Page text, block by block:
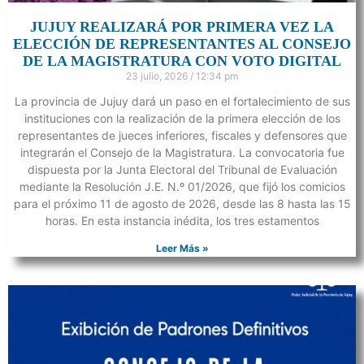
JUJUY REALIZARÁ POR PRIMERA VEZ LA
ELECCIÓN DE REPRESENTANTES AL CONSEJO
DE LA MAGISTRATURA CON VOTO DIGITAL
23 julio, 2026 12:34 pm
La provincia de Jujuy dará un paso en el fortalecimiento de sus
instituciones con la realización de la primera elección de los
representantes de jueces inferiores, fiscales y defensores que
integrarán el Consejo de la Magistratura. La convocatoria fue
dispuesta por la Junta Electoral del Tribunal de Evaluación
mediante la Resolución J.E. N.º 01/2026, que fijó los comicios
para el próximo 11 de agosto de 2026, desde las 8 hasta las 15
horas. En esta instancia inédita, los tres estamentos
Leer Más »